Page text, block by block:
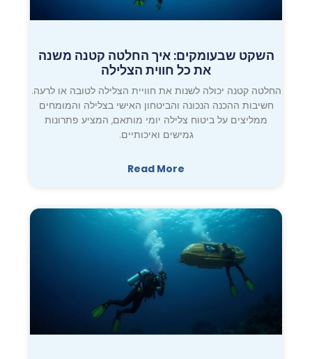
השקט שבעומקים: איך החלטה קטנה משנה
את כל חווית הצלילה
החלטה קטנה יכולה לשנות את חוויית הצלילה לטובה או לרעה.
חשיבות ההכנה הנכונה והביטחון האישי בצלילה והמומחים
ממליצים על ביטוח צלילה יומי מותאם, המציע פתרונות
גמישים ואיכותיים.
Read More